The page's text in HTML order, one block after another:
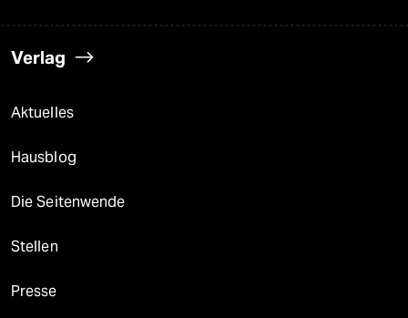
Verlag
Aktuelles
Hausblog
Die Seitenwende
Stellen
Presse